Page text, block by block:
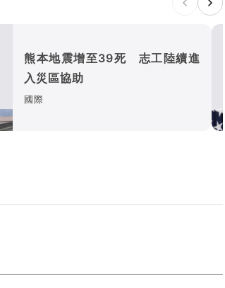
熊本地震增至39死 志工陸續進
入災區協助
國際